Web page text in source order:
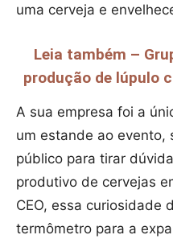
uma cerveja e
Leia também –
produção de lúpulo
A sua empresa foi a
um estande ao evento,
público para tirar
produtivo de cervejas
CEO, essa curiosidade
termômetro para a